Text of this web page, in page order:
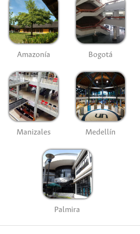
Amazonía Bogotá
Manizales Medellín
Palmira